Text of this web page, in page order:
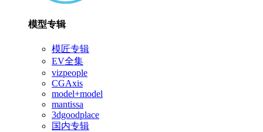
模型专辑
模匠专辑
EV全集
vizpeople
CGAxis
model+model
mantissa
3dgoodplace
国内专辑